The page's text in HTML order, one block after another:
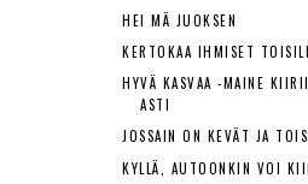
HEI MÄ JUOKSEN
KERTOKAA IHMISET
HYVÄ KASVAA -MAINE
ASTI
JOSSAIN ON KEVÄT JA
KYLLÄ, AUTOONKIN VOI